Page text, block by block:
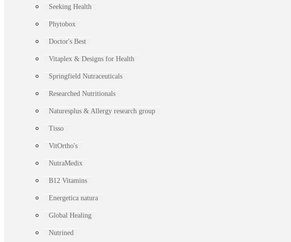
Seeking Health
Phytobox
Doctor's Best
Vitaplex & Designs for Health
Springfield Nutraceuticals
Researched Nutritionals
Naturesplus & Allergy research group
Tisso
VitOrtho's
NutraMedix
B12 Vitamins
Energetica natura
Global Healing
Nutrined